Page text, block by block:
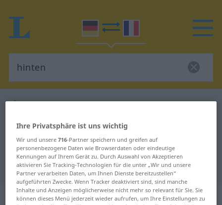
Deutsch-Französisch Wörterbuch hinten
Deutsch-Französisch Übersetzung
für "hinten"
"hinten" Französisch Übersetzung
„hinten“: Adverb
Ihre Privatsphäre ist uns wichtig
Wir und unsere716-Partner speichern und greifen auf
personenbezogene Daten wie Browserdaten oder eindeutige
Kennungen auf Ihrem Gerät zu. Durch Auswahl von Akzeptieren
aktivieren Sie Tracking-Technologien für die unter „Wir und unsere
Partner verarbeiten Daten, um Ihnen Dienste bereitzustellen“
aufgeführten Zwecke. Wenn Tracker deaktiviert sind, sind manche
Inhalte und Anzeigen möglicherweise nicht mehr so relevant für Sie. Sie
können dieses Menü jederzeit wieder aufrufen, um Ihre Einstellungen zu